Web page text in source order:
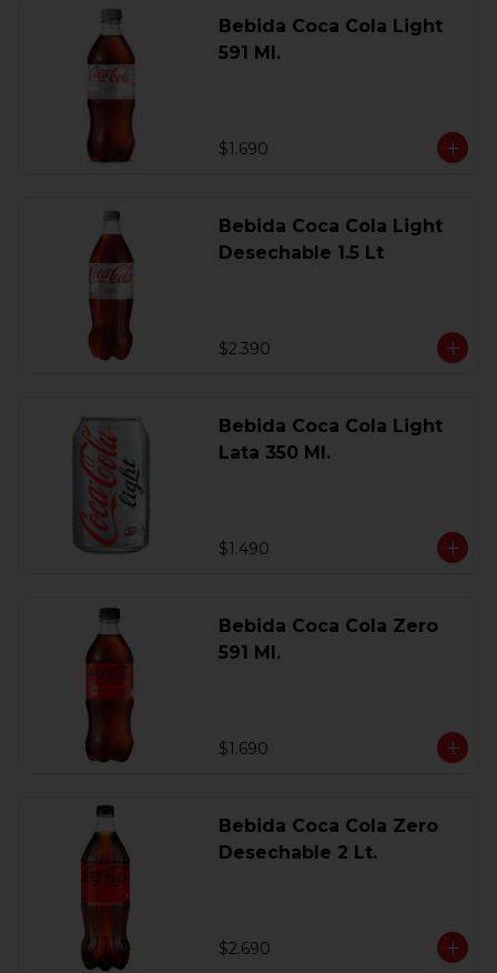
Bebida Coca Cola Light
591 Ml.
$1.690
Bebida Coca Cola Light
Desechable 1.5 Lt
$2.390
Bebida Coca Cola Light
Lata 350 Ml.
$1.490
Bebida Coca Cola Zero
591 Ml.
$1.690
Bebida Coca Cola Zero
Desechable 2 Lt.
$2.690